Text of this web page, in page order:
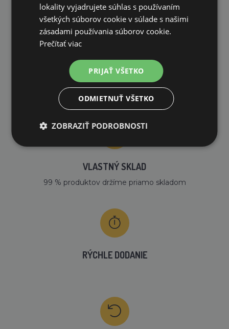
DOPRAVA ZDARMA
na všetky objednávky od 200€ vrátane DPH.
VLASTNÝ SKLAD
99 % produktov držíme priamo skladom
RÝCHLE DODANIE
lokality vyjadrujete súhlas s používaním
všetkých súborov cookie v súlade s našimi
zásadami používania súborov cookie.
Prečítať viac
PRIJAŤ VŠETKO
ODMIETNUŤ VŠETKO
ZOBRAZIŤ PODROBNOSTI